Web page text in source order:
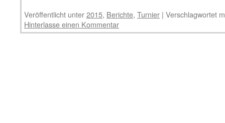
Veröffentlicht unter2015, Berichte, Turnier | Verschlagwortet
Hinterlasse einen Kommentar